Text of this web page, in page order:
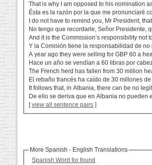
That is why I am opposed to his nomination
Ésta es la razón por la que me pronunciaré
I do not have to remind you, Mr President,
No tengo que recordarle, Señor Presidente,
And it is the Commission’s responsibility not
Y la Comisión tiene la responsabilidad de
A year ago they were selling for GBP 60 a
Hace un año se vendían a 60 libras por
The French herd has fallen from 30 million
El rebaño francés ha caído de 30 millones
It follows that, in Albania, there can be no
De ello se deriva que en Albania no pueden
[view all sentence pairs ]
More Spanish - English Translations
Spanish Word for found